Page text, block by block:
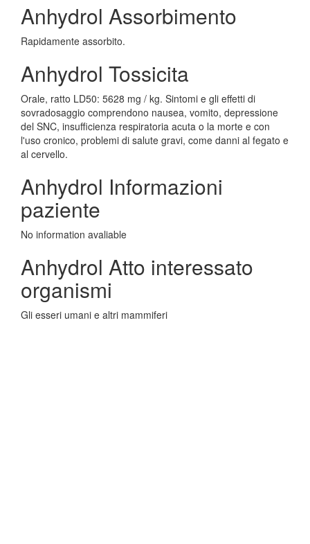
Anhydrol Assorbimento
Rapidamente assorbito.
Anhydrol Tossicita
Orale, ratto LD50: 5628 mg / kg. Sintomi e gli effetti di
sovradosaggio comprendono nausea, vomito, depressione
del SNC, insufficienza respiratoria acuta o la morte e con
l'uso cronico, problemi di salute gravi, come danni al fegato e
al cervello.
Anhydrol Informazioni
paziente
No information avaliable
Anhydrol Atto interessato
organismi
Gli esseri umani e altri mammiferi